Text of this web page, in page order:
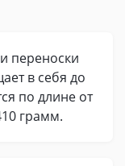
переноски
в себя до
по длине от
грамм.